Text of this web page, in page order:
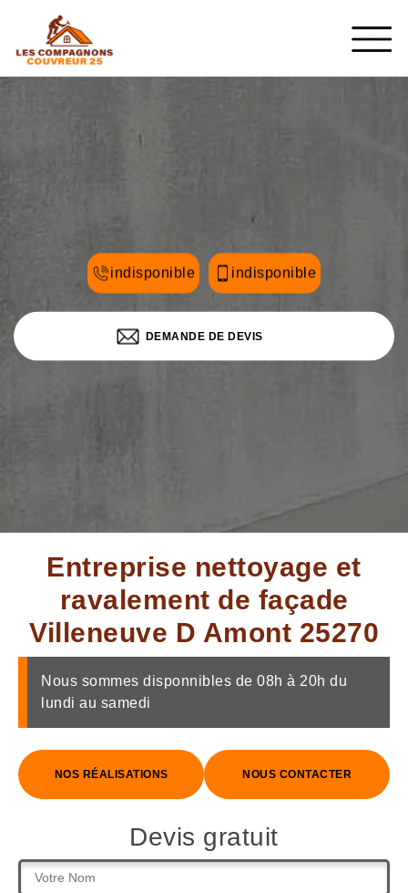
indisponible indisponible
DEMANDE DE DEVIS
Entreprise nettoyage et
ravalement de façade
Villeneuve D Amont 25270
Nous sommes disponnibles de 08h à 20h du
lundi au samedi
NOS RÉALISATIONS NOUS CONTACTER
Devis gratuit